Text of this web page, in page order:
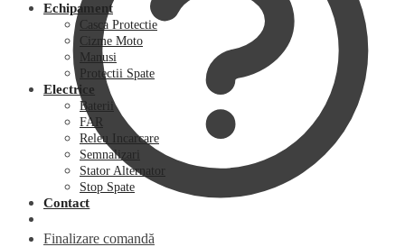
Finalizare comandă
Echipament
Casca Protectie
Cizme Moto
Manusi
Protectii Spate
Electrice
Baterii
FAR
Releu Incarcare
Semnalizari
Stator Alternator
Stop Spate
Contact